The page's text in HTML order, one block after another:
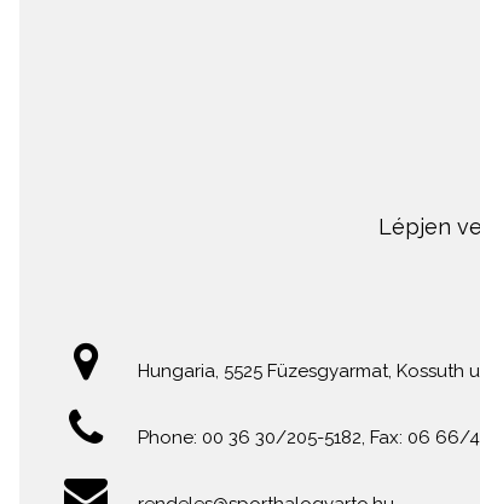
Lépjen
Hungaria, 5525 Füzesgyarmat, Kossuth
Phone: 00 36 30/205-5182, Fax: 06 66/